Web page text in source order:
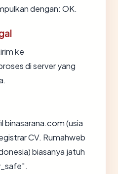
dengan: OK.
ke
di server yang
binasarana.com (usia
CV. Rumahweb
biasanya jatuh